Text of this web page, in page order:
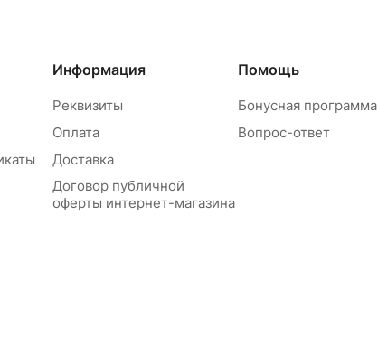
Информация
Реквизиты
Оплата
Доставка
Договор публичной
оферты интернет-магазина
Помощь
Бонусная программа
Вопрос-ответ